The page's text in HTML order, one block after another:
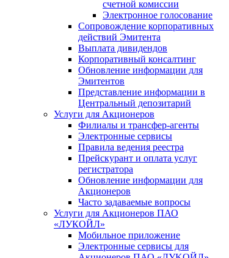
счетной комиссии
Электронное голосование
Сопровождение корпоративных
действий Эмитента
Выплата дивидендов
Корпоративный консалтинг
Обновление информации для
Эмитентов
Представление информации в
Центральный депозитарий
Услуги для Акционеров
Филиалы и трансфер-агенты
Электронные сервисы
Правила ведения реестра
Прейскурант и оплата услуг
регистратора
Обновление информации для
Акционеров
Часто задаваемые вопросы
Услуги для Акционеров ПАО
«ЛУКОЙЛ»
Мобильное приложение
Электронные сервисы для